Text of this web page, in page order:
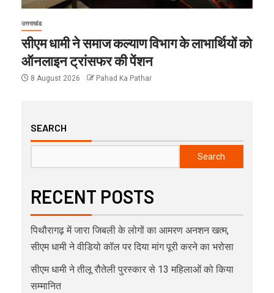
उत्तराखंड
सीएम धामी ने समाज कल्याण विभाग के लाभार्थियों को
ऑनलाइन ट्रांसफर की पेंशन
8 August 2026 Pahad Ka Pathar
SEARCH
Search
RECENT POSTS
पिथौरागढ़ में जारा जिबली के लोगों का आमरण अनशन खत्म,
सीएम धामी ने वीडियो कॉल पर दिया मांग पूरी करने का भरोसा
सीएम धामी ने तीलू रौतेली पुरस्कार से 13 महिलाओं को किया
सम्मानित